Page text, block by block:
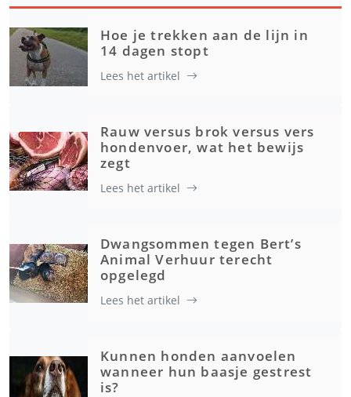
Hoe je trekken aan de lijn in
14 dagen stopt
Lees het artikel
Rauw versus brok versus vers
hondenvoer, wat het bewijs
zegt
Lees het artikel
Dwangsommen tegen Bert’s
Animal Verhuur terecht
opgelegd
Lees het artikel
Kunnen honden aanvoelen
wanneer hun baasje gestrest
is?